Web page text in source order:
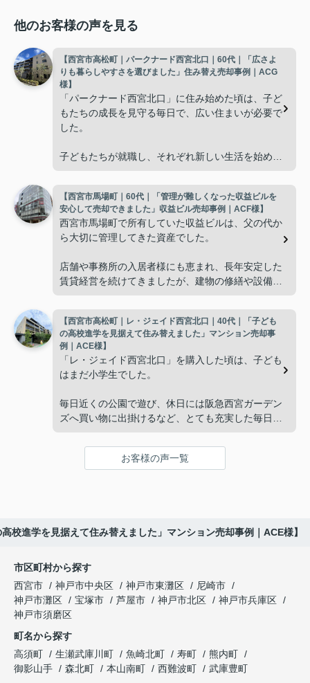
他のお客様の声を見る
【西宮市高松町｜パークナード西宮北口｜60代｜「広さよ
りも暮らしやすさを選びました」住み替え売却事例｜ACG
様】
「パークナード西宮北口」に住み始めた頃は、子ど
もたちの成長を見守る毎日で、広い住まいが必要で
した。
子どもたちが就職し、それぞれ新しい生活を始める
使わない部屋が増え、
「今の私たちには少し広すぎるね。」
掃除や管理の負担も考え、夫婦二人にちょうど良い
インフィニティエステートさんへ相談すると、「パ
ークナード西宮北口」の査定だけでなく、住み替え
先とのスケジュールや資金計画まで丁寧にサポート
してくださいました。
販売活動では、西宮北口駅へのアクセス、阪急西宮
ガーデンズ、医療機関や買い物施設など、将来も安
した。
趣味を楽しむ時間が増えました。
これからの暮らしを前向きに考えられるようにな
り、住み替えを決断して本当に良かったと思ってい
ます。
【西宮市馬場町｜60代｜「管理が難しくなった収益ビルを
安心して売却できました」収益ビル売却事例｜ACF様】
西宮市馬場町で所有していた収益ビルは、父の代か
ら大切に管理してきた資産でした。
店舗や事務所の入居者様にも恵まれ、長年安定した
賃貸経営を続けてきましたが、建物の修繕や設備更
子どもたちはそれぞれ別の仕事に就いており、
「将来、このビルの管理を任せるのは難しいかもし
れない。」
と家族で話し合うようになりました。
インフィニティエステートさんへ相談すると、収益
投資家向けの販売方法をご提案いただきました。
「立地も良く、長期保有したい物件です。」
と話され、このビルを大切に運営してくださること
になりました。
長年守ってきた資産を安心して引き継ぐことがで
き、家族全員が納得できる売却となりました。
【西宮市高松町｜レ・ジェイド西宮北口｜40代｜「子ども
の高校進学を見据えて住み替えました」マンション売却事
例｜ACE様】
「レ・ジェイド西宮北口」を購入した頃は、子ども
はまだ小学生でした。
毎日近くの公園で遊び、休日には阪急西宮ガーデン
ズへ買い物に出掛けるなど、とても充実した毎日を
年月が経ち、子どもが高校進学を意識する年齢にな
「レ・ジェイド西宮北口」の査定だけでなく、新居
購入とのタイミングや資金計画についても丁寧に説
明してくださいました。
販売活動では、西宮北口駅へのアクセス、阪急西宮
ガーデンズ、教育施設、商業施設など、このエリア
お客様の声一覧
校進学を見据えて住み替えました」マンション売却事例｜ACE様】
市区町村から探す
西宮市
神戸市中央区 神戸市東灘区
尼崎市
神戸市灘区
宝塚市 芦屋市 神戸市北区
神戸市兵庫区
神戸市須磨区
町名から探す
高須町
生瀬武庫川町 魚崎北町 寿町
熊内町
御影山手
森北町 本山南町 西難波町
武庫豊町